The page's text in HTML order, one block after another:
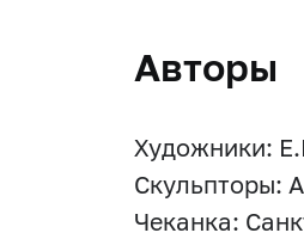
Авторы
Художники:
Скульпторы:
Чеканка: